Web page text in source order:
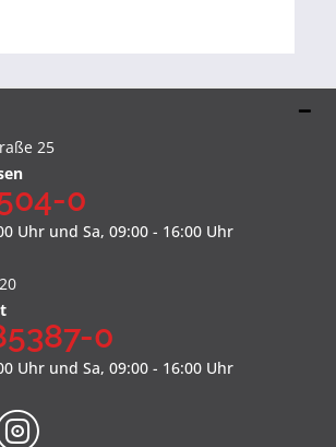
25
0
Uhr und Sa, 09:00 - 16:00 Uhr
0
Uhr und Sa, 09:00 - 16:00 Uhr